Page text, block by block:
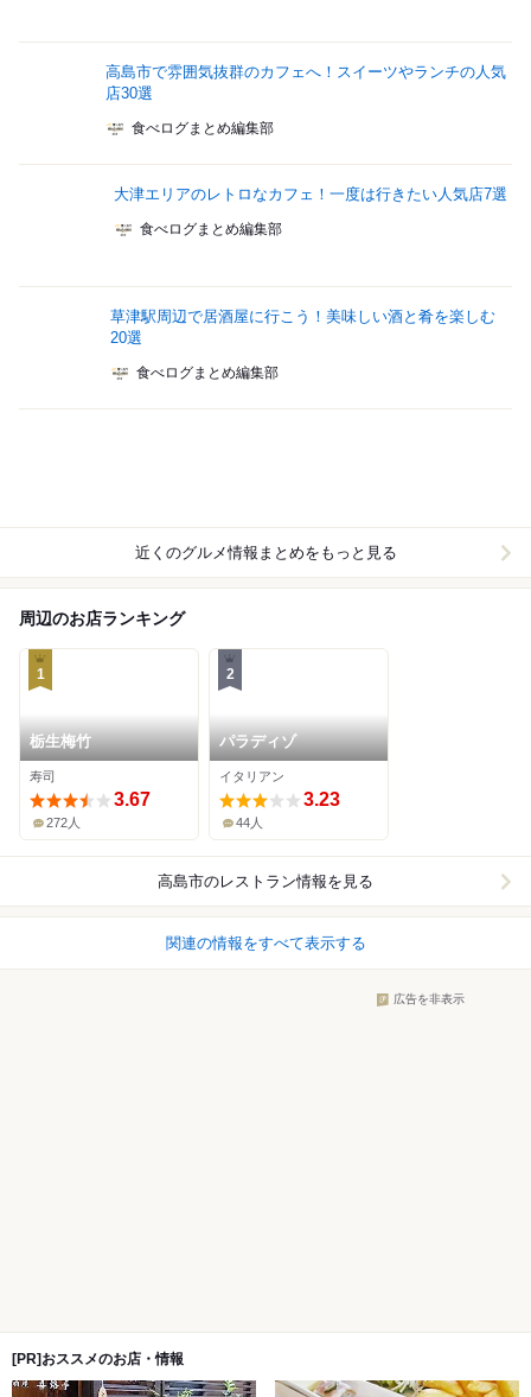
高島市で雰囲気抜群のカフェへ！スイーツやランチの人気
店30選
食べログまとめ編集部
大津エリアのレトロなカフェ！一度は行きたい人気店7選
食べログまとめ編集部
草津駅周辺で居酒屋に行こう！美味しい酒と肴を楽しむ
20選
食べログまとめ編集部
近くのグルメ情報まとめをもっと見る
周辺のお店ランキング
1
栃生梅竹
寿司
3.67
272人
2
パラディゾ
イタリアン
3.23
44人
高島市のレストラン情報を見る
関連の情報をすべて表示する
広告を非表示
[PR]おススメのお店・情報